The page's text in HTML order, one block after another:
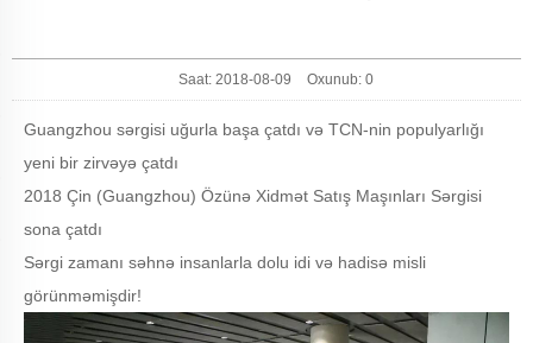
Saat: 2018-08-09 Oxunub: 0
Guangzhou sərgisi uğurla başa çatdı və TCN-nin populyarlığı
yeni bir zirvəyə çatdı
2018 Çin (Guangzhou) Özünə Xidmət Satış Maşınları Sərgisi
sona çatdı
Sərgi zamanı səhnə insanlarla dolu idi və hadisə misli
görünməmişdir!